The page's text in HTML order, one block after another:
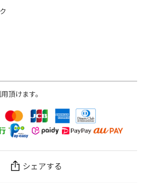
頂けます。
シェアする